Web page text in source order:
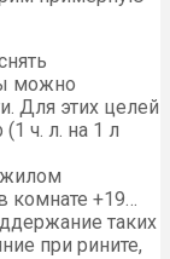
можно
Для этих целей
ч. л. на 1 л
жилом
комнате +19…
таких
при рините,